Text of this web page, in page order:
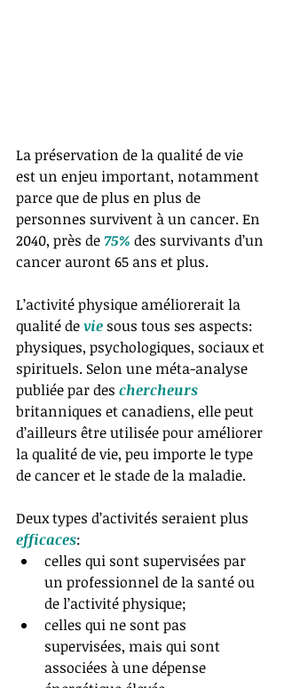
La préservation de la qualité de vie
est un enjeu important, notamment
parce que de plus en plus de
personnes survivent à un cancer. En
2040, près de 75% des survivants d’un
cancer auront 65 ans et plus.
L’activité physique améliorerait la
qualité de vie sous tous ses aspects:
physiques, psychologiques, sociaux et
spirituels. Selon une méta-analyse
publiée par des chercheurs
britanniques et canadiens, elle peut
d’ailleurs être utilisée pour améliorer
la qualité de vie, peu importe le type
de cancer et le stade de la maladie.
Deux types d’activités seraient plus
efficaces:
celles qui sont supervisées par
un professionnel de la santé ou
de l’activité physique;
celles qui ne sont pas
supervisées, mais qui sont
associées à une dépense